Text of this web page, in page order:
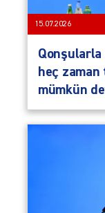
15.07.2026
Qonşularla
heç
mümkün